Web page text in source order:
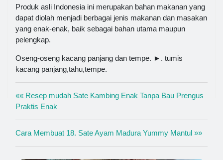
Produk asli Indonesia ini merupakan bahan makanan yang
dapat diolah menjadi berbagai jenis makanan dan masakan
yang enak-enak, baik sebagai bahan utama maupun
pelengkap.
Oseng-oseng kacang panjang dan tempe. ►. tumis
kacang panjang,tahu,tempe.
«« Resep mudah Sate Kambing Enak Tanpa Bau Prengus
Praktis Enak
Cara Membuat 18. Sate Ayam Madura Yummy Mantul »»